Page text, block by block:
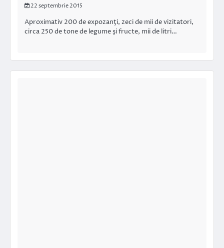
22 septembrie 2015
Aproximativ 200 de expozanţi, zeci de mii de vizitatori,
circa 250 de tone de legume şi fructe, mii de litri…